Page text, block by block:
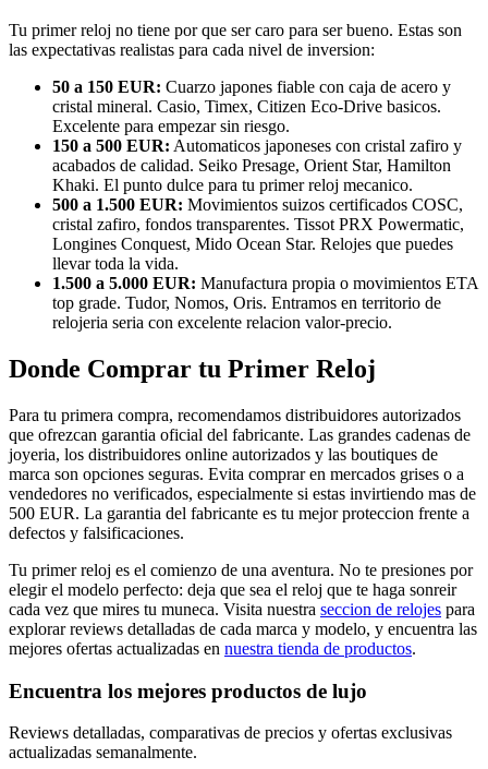
Tu primer reloj no tiene por que ser caro para ser bueno. Estas son
las expectativas realistas para cada nivel de inversion:
50 a 150 EUR: Cuarzo japones fiable con caja de acero y
cristal mineral. Casio, Timex, Citizen Eco-Drive basicos.
Excelente para empezar sin riesgo.
150 a 500 EUR: Automaticos japoneses con cristal zafiro y
acabados de calidad. Seiko Presage, Orient Star, Hamilton
Khaki. El punto dulce para tu primer reloj mecanico.
500 a 1.500 EUR: Movimientos suizos certificados COSC,
cristal zafiro, fondos transparentes. Tissot PRX Powermatic,
Longines Conquest, Mido Ocean Star. Relojes que puedes
llevar toda la vida.
1.500 a 5.000 EUR: Manufactura propia o movimientos ETA
top grade. Tudor, Nomos, Oris. Entramos en territorio de
relojeria seria con excelente relacion valor-precio.
Donde Comprar tu Primer Reloj
Para tu primera compra, recomendamos distribuidores autorizados
que ofrezcan garantia oficial del fabricante. Las grandes cadenas de
joyeria, los distribuidores online autorizados y las boutiques de
marca son opciones seguras. Evita comprar en mercados grises o a
vendedores no verificados, especialmente si estas invirtiendo mas de
500 EUR. La garantia del fabricante es tu mejor proteccion frente a
defectos y falsificaciones.
Tu primer reloj es el comienzo de una aventura. No te presiones por
elegir el modelo perfecto: deja que sea el reloj que te haga sonreir
cada vez que mires tu muneca. Visita nuestra seccion de relojes para
explorar reviews detalladas de cada marca y modelo, y encuentra las
mejores ofertas actualizadas en nuestra tienda de productos.
Encuentra los mejores productos de lujo
Reviews detalladas, comparativas de precios y ofertas exclusivas
actualizadas semanalmente.